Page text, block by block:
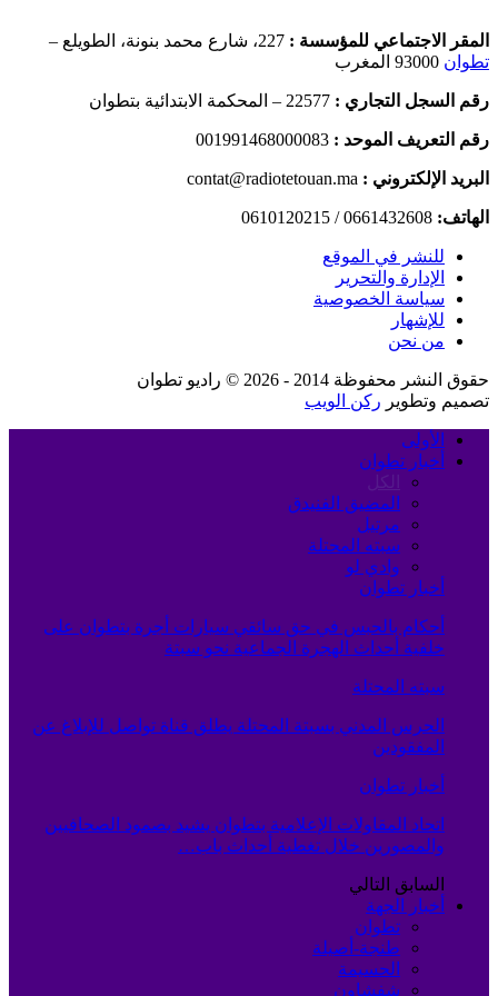
المقر الاجتماعي للمؤسسة : 227، شارع محمد بنونة، الطويلع –
تطوان
رقم السجل التجاري : 22577 – المحكمة الابتدائية بتطوان
رقم التعريف الموحد : 001991468000083
البريد الإلكتروني : contat@radiotetouan.ma
الهاتف: 0661432608 / 0610120215
للنشر في الموقع
الإدارة والتحرير
سياسة الخصوصية
للإشهار
من نحن
حقوق النشر محفوظة 2014 - 2026 © راديو تطوان
تصميم وتطوير ركن الويب
الأولى
أخبار تطوان
الكل
المضيق الفنيدق
مرتيل
سبته المحتلة
وادي لو
أخبار تطوان
أحكام بالحبس في حق سائقي سيارات أجرة بتطوان على
خلفية أحداث الهجرة الجماعية نحو سبتة
سبته المحتلة
الحرس المدني بسبتة المحتلة يطلق قناة تواصل للإبلاغ عن
المفقودين
أخبار تطوان
اتحاد المقاولات الإعلامية بتطوان يشيد بصمود الصحافيين
والمصورين خلال تغطية أحداث باب…
السابق التالي
أخبار الجهة
تطوان
طنجة-أصيلة
الحسيمة
شفشاون